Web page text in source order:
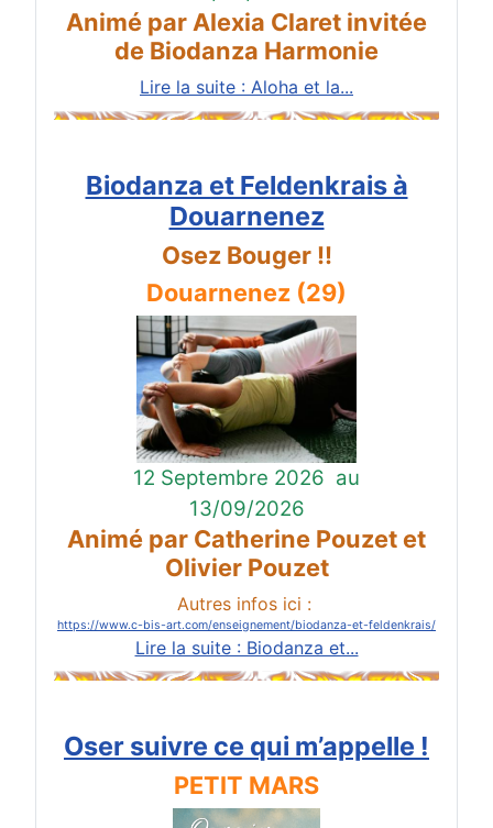
Animé par Alexia Claret invitée
de Biodanza Harmonie
Lire la suite : Aloha et la...
Biodanza et Feldenkrais à
Douarnenez
Osez Bouger !!
Douarnenez (29)
12 Septembre 2026 au
13/09/2026
Animé par Catherine Pouzet et
Olivier Pouzet
Autres infos ici :
https://www.c-bis-art.com/enseignement/biodanza-et-feldenkrais/
Lire la suite : Biodanza et...
Oser suivre ce qui m’appelle !
PETIT MARS